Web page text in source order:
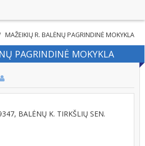
MAŽEIKIŲ R. BALĖNŲ PAGRINDINĖ MOKYKLA
PAGRINDINĖ MOKYKLA
BALĖNŲ K. TIRKŠLIŲ SEN.